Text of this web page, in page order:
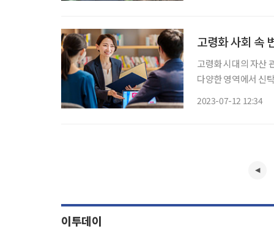
고령화 사회 속
고령화 시대의 자산
다양한 영역에서 신
2023-07-12 12:34
이투데이